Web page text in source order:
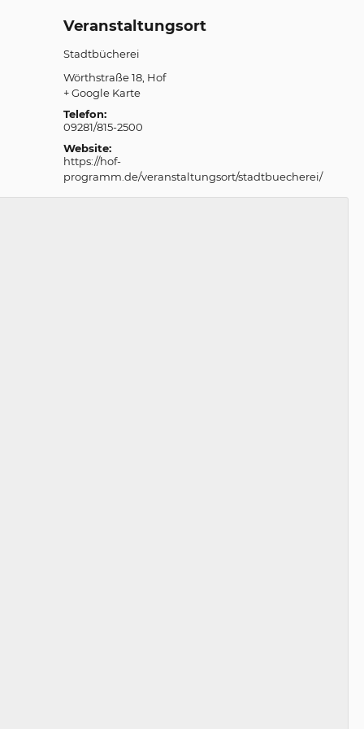
Veranstaltungsort
Stadtbücherei
Wörthstraße 18 Hof
+ Google Karte
Telefon:
09281/815-2500
Website:
https://hof-
programm.de/veranstaltungsort/stadtbuecherei/